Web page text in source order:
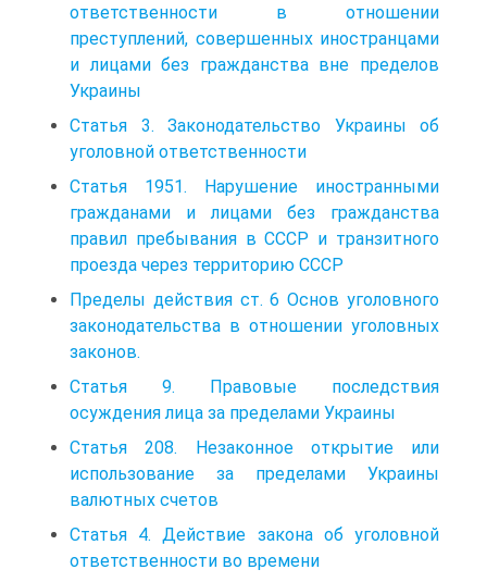
ответственности в отношении
преступлений, совершенных иностранцами
и лицами без гражданства вне пределов
Украины
Статья 3. Законодательство Украины об
уголовной ответственности
Статья 1951. Нарушение иностранными
гражданами и лицами без гражданства
правил пребывания в СССР и транзитного
проезда через территорию СССР
Пределы действия ст. 6 Основ уголовного
законодательства в отношении уголовных
законов.
Статья 9. Правовые последствия
осуждения лица за пределами Украины
Статья 208. Незаконное открытие или
использование за пределами Украины
валютных счетов
Статья 4. Действие закона об уголовной
ответственности во времени